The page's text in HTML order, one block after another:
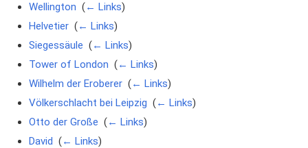
Wellington (← Links)
Helvetier‎ (← Links)
Siegessäule (← Links)
Tower of London (← Links)
Wilhelm der Eroberer‎ (← Links)
Völkerschlacht bei Leipzig (← Links)
Otto der Große (← Links)
David (← Links)